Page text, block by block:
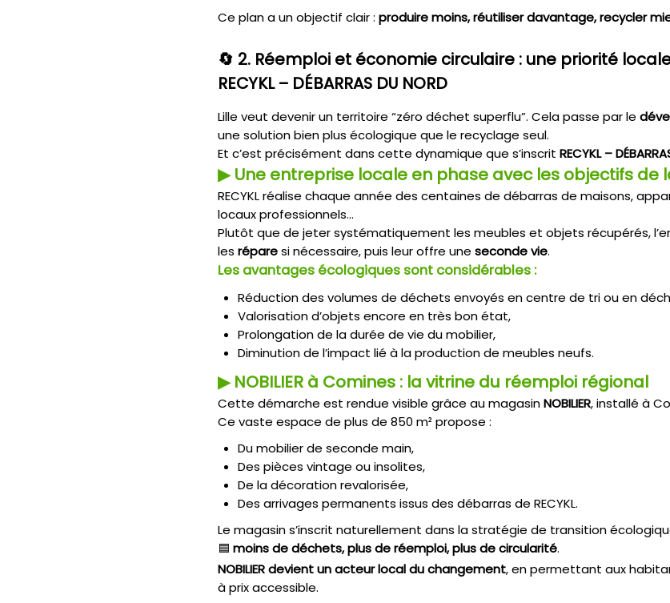
Ce plan a un objectif clair : produire moins, réutiliser davantage, recycler
🔄 2. Réemploi et économie circulaire : une priorité
RECYKL – DÉBARRAS DU NORD
Lille veut devenir un territoire “zéro déchet superflu”. Cela passe par le
une solution bien plus écologique que le recyclage seul.
Et c’est précisément dans cette dynamique que s’inscrit RECYKL –
▶ Une entreprise locale en phase avec les objectifs de
RECYKL réalise chaque année des centaines de débarras de maisons,
locaux professionnels…
Plutôt que de jeter systématiquement les meubles et objets récupérés,
les réparesi nécessaire, puis leur offre une seconde vie.
Les avantages écologiques sont considérables :
réduction des volumes de déchets envoyés en centre de tri ou en
valorisation d’objets encore en très bon état,
prolongation de la durée de vie du mobilier,
diminution de l’impact lié à la production de meubles neufs.
▶ NOBILIER à Comines : la vitrine du réemploi régional
Cette démarche est rendue visible grâce au magasinNOBILIER, installé à
Ce vaste espace de plus de 850 m² propose :
du mobilier de seconde main,
des pièces vintage ou insolites,
de la décoration revalorisée,
des arrivages permanents issus des débarras de RECYKL.
Le magasin s’inscrit naturellement dans la stratégie de transition
🟦 moins de déchets, plus de réemploi, plus de circularité.
NOBILIER devient un acteur local du changement, en permettant aux
à prix accessible.